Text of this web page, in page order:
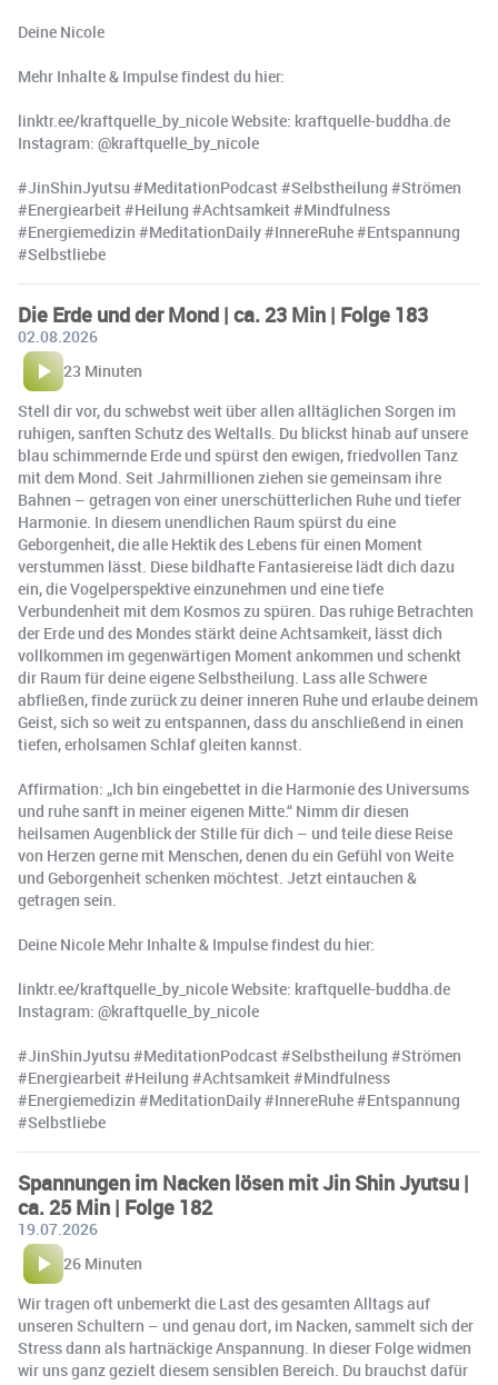
Deine Nicole
Mehr Inhalte & Impulse findest du hier:
linktr.ee/kraftquelle_by_nicole Website: kraftquelle-buddha.de
Instagram: @kraftquelle_by_nicole
#JinShinJyutsu #MeditationPodcast #Selbstheilung #Strömen
#Energiearbeit #Heilung #Achtsamkeit #Mindfulness
#Energiemedizin #MeditationDaily #InnereRuhe #Entspannung
#Selbstliebe
Die Erde und der Mond | ca. 23 Min | Folge 183
02.08.2026
23 Minuten
Stell dir vor, du schwebst weit über allen alltäglichen Sorgen im
ruhigen, sanften Schutz des Weltalls. Du blickst hinab auf unsere
blau schimmernde Erde und spürst den ewigen, friedvollen Tanz
mit dem Mond. Seit Jahrmillionen ziehen sie gemeinsam ihre
Bahnen – getragen von einer unerschütterlichen Ruhe und tiefer
Harmonie. In diesem unendlichen Raum spürst du eine
Geborgenheit, die alle Hektik des Lebens für einen Moment
verstummen lässt. Diese bildhafte Fantasiereise lädt dich dazu
ein, die Vogelperspektive einzunehmen und eine tiefe
Verbundenheit mit dem Kosmos zu spüren. Das ruhige Betrachten
der Erde und des Mondes stärkt deine Achtsamkeit, lässt dich
vollkommen im gegenwärtigen Moment ankommen und schenkt
dir Raum für deine eigene Selbstheilung. Lass alle Schwere
abfließen, finde zurück zu deiner inneren Ruhe und erlaube deinem
Geist, sich so weit zu entspannen, dass du anschließend in einen
tiefen, erholsamen Schlaf gleiten kannst.
Affirmation: „Ich bin eingebettet in die Harmonie des Universums
und ruhe sanft in meiner eigenen Mitte.“ Nimm dir diesen
heilsamen Augenblick der Stille für dich – und teile diese Reise
von Herzen gerne mit Menschen, denen du ein Gefühl von Weite
und Geborgenheit schenken möchtest. Jetzt eintauchen &
getragen sein.
Deine Nicole Mehr Inhalte & Impulse findest du hier:
linktr.ee/kraftquelle_by_nicole Website: kraftquelle-buddha.de
Instagram: @kraftquelle_by_nicole
#JinShinJyutsu #MeditationPodcast #Selbstheilung #Strömen
#Energiearbeit #Heilung #Achtsamkeit #Mindfulness
#Energiemedizin #MeditationDaily #InnereRuhe #Entspannung
#Selbstliebe
Spannungen im Nacken lösen mit Jin Shin Jyutsu |
ca. 25 Min | Folge 182
19.07.2026
26 Minuten
Wir tragen oft unbemerkt die Last des gesamten Alltags auf
unseren Schultern – und genau dort, im Nacken, sammelt sich der
Stress dann als hartnäckige Anspannung. In dieser Folge widmen
wir uns ganz gezielt diesem sensiblen Bereich. Du brauchst dafür